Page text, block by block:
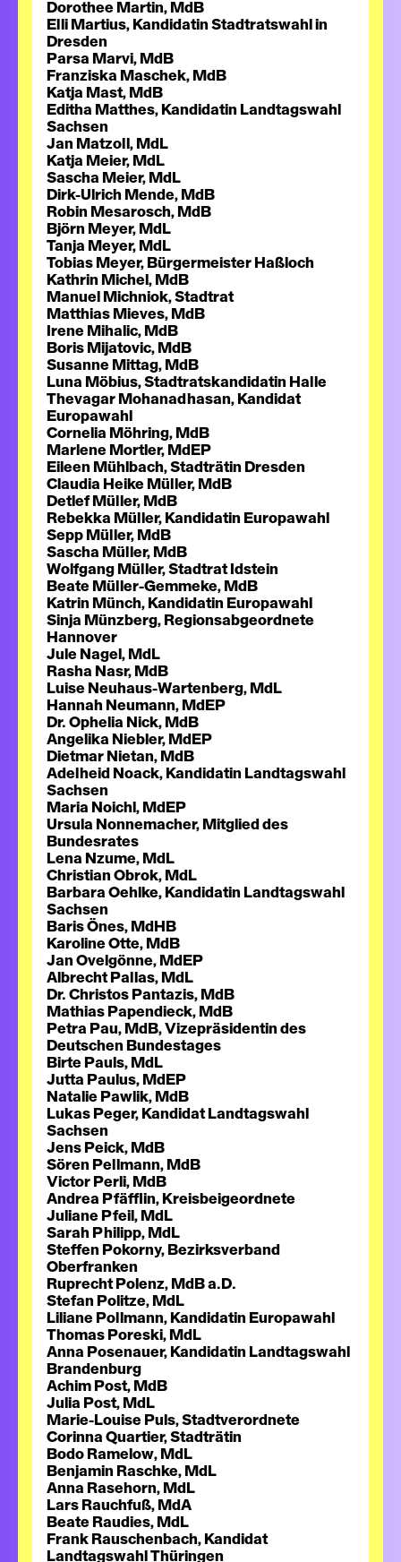
Dorothee Martin, MdB
Elli Martius, Kandidatin Stadtratswahl in
Dresden
Parsa Marvi, MdB
Franziska Maschek, MdB
Katja Mast, MdB
Editha Matthes, Kandidatin Landtagswahl
Sachsen
Jan Matzoll, MdL
Katja Meier, MdL
Sascha Meier, MdL
Dirk-Ulrich Mende, MdB
Robin Mesarosch, MdB
Björn Meyer, MdL
Tanja Meyer, MdL
Tobias Meyer, Bürgermeister Haßloch
Kathrin Michel, MdB
Manuel Michniok, Stadtrat
Matthias Mieves, MdB
Irene Mihalic, MdB
Boris Mijatovic, MdB
Susanne Mittag, MdB
Luna Möbius, Stadtratskandidatin Halle
Thevagar Mohanadhasan, Kandidat
Europawahl
Cornelia Möhring, MdB
Marlene Mortler, MdEP
Eileen Mühlbach, Stadträtin Dresden
Claudia Heike Müller, MdB
Detlef Müller, MdB
Rebekka Müller, Kandidatin Europawahl
Sepp Müller, MdB
Sascha Müller, MdB
Wolfgang Müller, Stadtrat Idstein
Beate Müller-Gemmeke, MdB
Katrin Münch, Kandidatin Europawahl
Sinja Münzberg, Regionsabgeordnete
Hannover
Jule Nagel, MdL
Rasha Nasr, MdB
Luise Neuhaus-Wartenberg, MdL
Hannah Neumann, MdEP
Dr. Ophelia Nick, MdB
Angelika Niebler, MdEP
Dietmar Nietan, MdB
Adelheid Noack, Kandidatin Landtagswahl
Sachsen
Maria Noichl, MdEP
Ursula Nonnemacher, Mitglied des
Bundesrates
Lena Nzume, MdL
Christian Obrok, MdL
Barbara Oehlke, Kandidatin Landtagswahl
Sachsen
Baris Önes, MdHB
Karoline Otte, MdB
Jan Ovelgönne, MdEP
Albrecht Pallas, MdL
Dr. Christos Pantazis, MdB
Mathias Papendieck, MdB
Petra Pau, MdB, Vizepräsidentin des
Deutschen Bundestages
Birte Pauls, MdL
Jutta Paulus, MdEP
Natalie Pawlik, MdB
Lukas Peger, Kandidat Landtagswahl
Sachsen
Jens Peick, MdB
Sören Pellmann, MdB
Victor Perli, MdB
Andrea Pfäfflin, Kreisbeigeordnete
Juliane Pfeil, MdL
Sarah Philipp, MdL
Steffen Pokorny, Bezirksverband
Oberfranken
Ruprecht Polenz, MdB a.D.
Stefan Politze, MdL
Liliane Pollmann, Kandidatin Europawahl
Thomas Poreski, MdL
Anna Posenauer, Kandidatin Landtagswahl
Brandenburg
Achim Post, MdB
Julia Post, MdL
Marie-Louise Puls, Stadtverordnete
Corinna Quartier, Stadträtin
Bodo Ramelow, MdL
Benjamin Raschke, MdL
Anna Rasehorn, MdL
Lars Rauchfuß, MdA
Beate Raudies, MdL
Frank Rauschenbach, Kandidat
Landtagswahl Thüringen